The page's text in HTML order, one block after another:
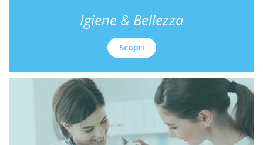
Igiene & Bellezza
Scopri